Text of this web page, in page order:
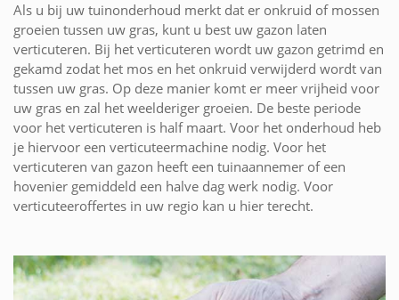
Als u bij uw tuinonderhoud merkt dat er onkruid of mossen
groeien tussen uw gras, kunt u best uw gazon laten
verticuteren. Bij het verticuteren wordt uw gazon getrimd en
gekamd zodat het mos en het onkruid verwijderd wordt van
tussen uw gras. Op deze manier komt er meer vrijheid voor
uw gras en zal het weelderiger groeien. De beste periode
voor het verticuteren is half maart. Voor het onderhoud heb
je hiervoor een verticuteermachine nodig. Voor het
verticuteren van gazon heeft een tuinaannemer of een
hovenier gemiddeld een halve dag werk nodig. Voor
verticuteeroffertes in uw regio kan u hier terecht.